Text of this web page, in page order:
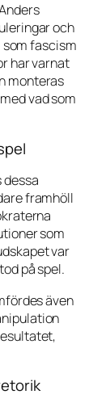
och
fascism
har varnat
monteras
vad som
framhöll
som
var
på spel.
även